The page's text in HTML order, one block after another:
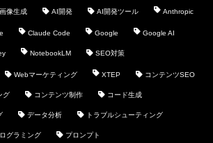
像生成 AI開発 AI開発ツール Anthropic
Claude Code Google Google AI
NotebookLM SEO対策
Webマーケティング XTEP コンテンツSEO
グ コンテンツ制作 コード生成
データ分析 トラブルシューティング
グラミング プロンプト